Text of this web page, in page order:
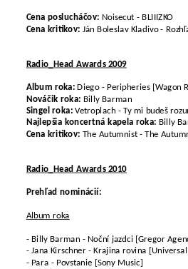
Cena poslucháčov: Noisecut - BLIIIZKO
Cena kritikov: Ján Boleslav Kladivo -
Radio_Head Awards 2009
Album roka: Diego - Peripheries [Wagon
Nováčik roka: Billy Barman
Singel roka:Vetroplach - Ty mi budeš
Najlepšia koncertná kapela roka: Billy
Cena kritikov: The Autumnist - The
Radio_Head Awards 2010
Prehľad nominácií:
Album roka
- Billy Barman - Noční jazdci [Gregor
- Jana Kirschner - Krajina rovina
- Para - Povstanie [Sony Music]